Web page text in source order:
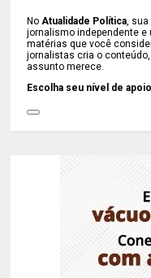
NoAtualidade Política, sua
jornalismo independente
matérias que você
jornalistas cria o
assunto merece.
Escolha seu nível de